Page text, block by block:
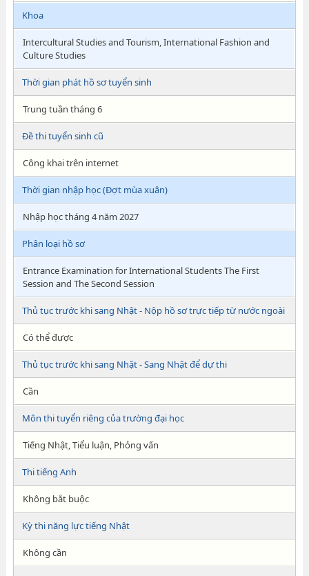
Khoa
Intercultural Studies and Tourism, International Fashion and
Culture Studies
Thời gian phát hồ sơ tuyển sinh
Trung tuần tháng 6
Đề thi tuyển sinh cũ
Công khai trên internet
Thời gian nhập học (Đợt mùa xuân)
Nhập học tháng 4 năm 2027
Phân loại hồ sơ
Entrance Examination for International Students The First
Session and The Second Session
Thủ tục trước khi sang Nhật - Nộp hồ sơ trực tiếp từ nước ngoài
Có thể được
Thủ tục trước khi sang Nhật - Sang Nhật để dự thi
Cần
Môn thi tuyển riêng của trường đại học
Tiếng Nhật, Tiểu luận, Phỏng vấn
Thi tiếng Anh
Không bắt buộc
Kỳ thi năng lực tiếng Nhật
Không cần